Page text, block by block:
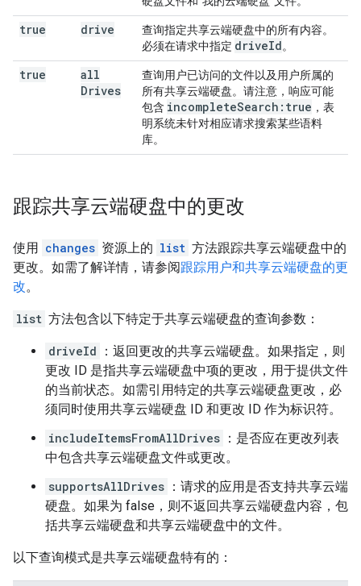
true drive
查询指定共享云端硬盘中的所有内容。
必须在请求中指定 driveId。
true
all
Drives
查询用户已访问的文件以及用户所属的
所有共享云端硬盘。请注意，响应可能
包含 incompleteSearch:true ，表
明系统未针对相应请求搜索某些语料
库。
跟踪共享云端硬盘中的更改
使用 changes 资源上的 list 方法跟踪共享云端硬盘中的
更改。如需了解详情，请参阅跟踪用户和共享云端硬盘的更
改。
list 方法包含以下特定于共享云端硬盘的查询参数：
driveId
：返回更改的共享云端硬盘。如果指定，则
更改 ID 是指共享云端硬盘中项的更改，用于提供文件
的当前状态。如需引用特定的共享云端硬盘更改，必
须同时使用共享云端硬盘 ID 和更改 ID 作为标识符。
includeItemsFromAllDrives ：是否应在更改列表
中包含共享云端硬盘文件或更改。
supportsAllDrives ：请求的应用是否支持共享云端
硬盘。如果为 false，则不返回共享云端硬盘内容，包
括共享云端硬盘和共享云端硬盘中的文件。
以下查询模式是共享云端硬盘特有的：